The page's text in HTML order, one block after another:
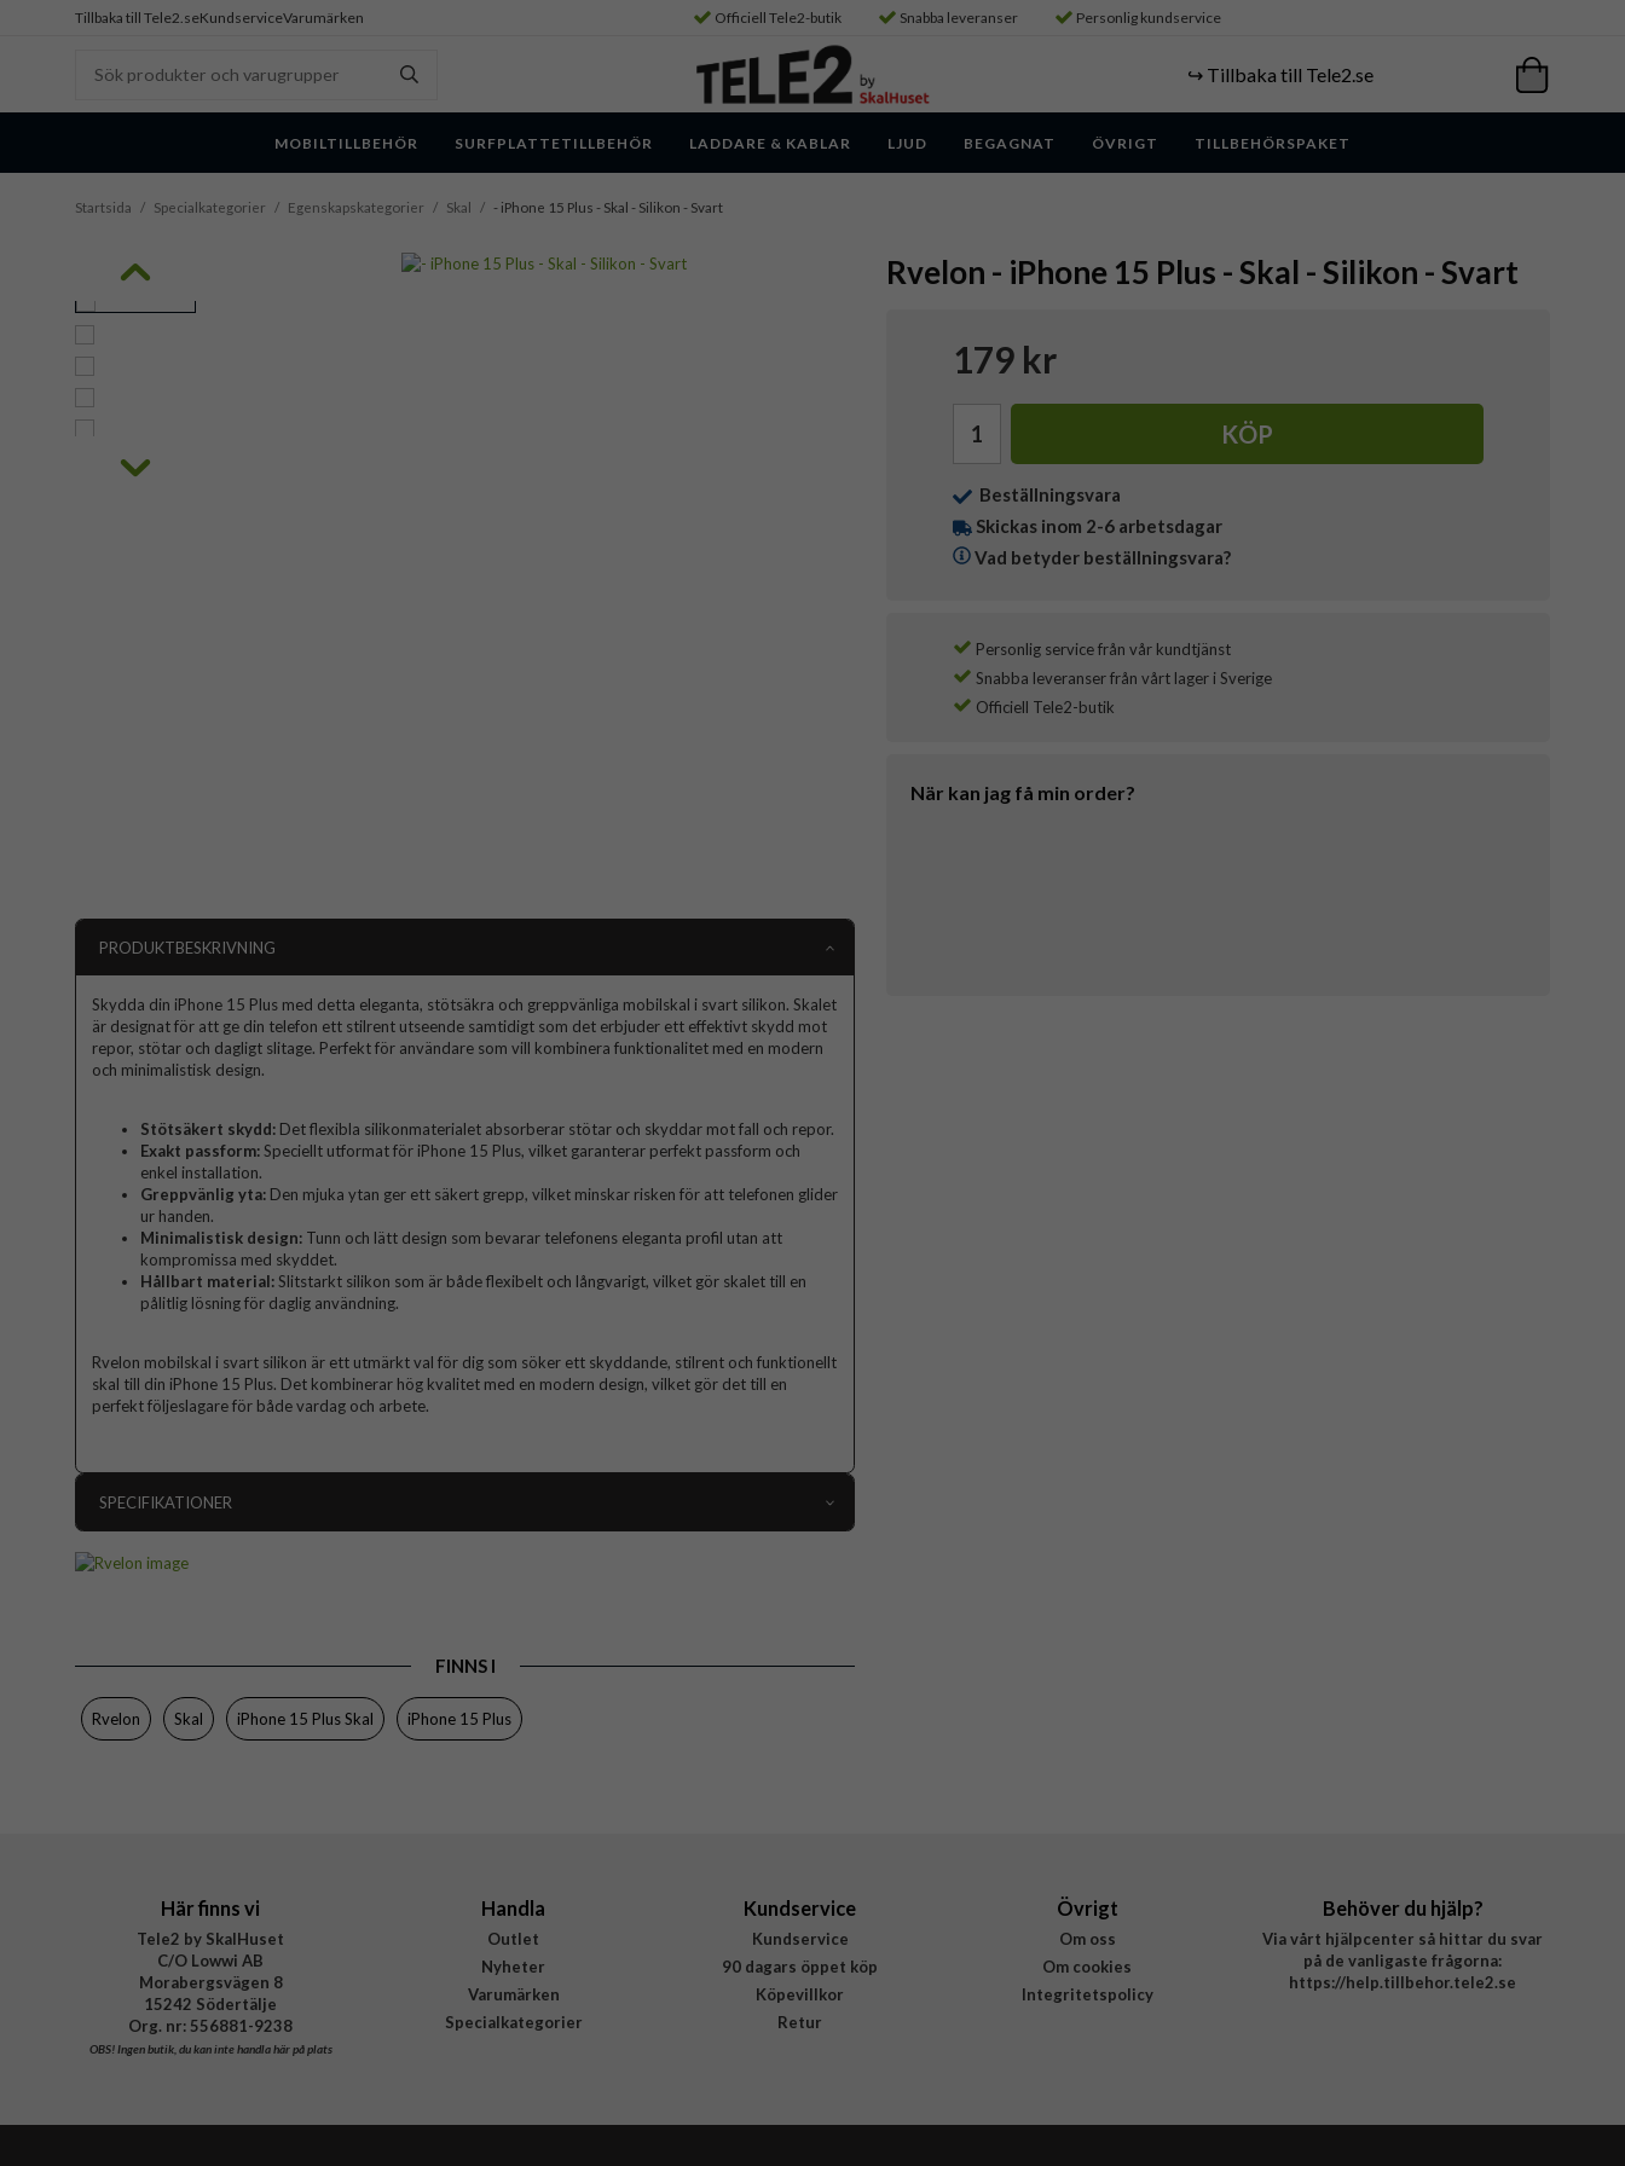
Tillbaka till Tele2.seKundserviceVarumärken Officiell Tele2-butik Snabba leveranser Personlig kundservice
↪️ Tillbaka till Tele2.se
MOBILTILLBEHÖR SURFPLATTETILLBEHÖR LADDARE & KABLAR LJUD BEGAGNAT ÖVRIGT TILLBEHÖRSPAKET
Startsida / Specialkategorier / Egenskapskategorier / Skal / - iPhone 15 Plus - Skal - Silikon - Svart
Rvelon - iPhone 15 Plus - Skal - Silikon - Svart
179 kr
KÖP
Beställningsvara
Skickas inom 2-6 arbetsdagar
Vad betyder beställningsvara?
Personlig service från vår kundtjänst
Snabba leveranser från vårt lager i Sverige
Officiell Tele2-butik
När kan jag få min order?
PRODUKTBESKRIVNING
Skydda din iPhone 15 Plus med detta eleganta, stötsäkra och greppvänliga mobilskal i svart silikon. Skalet
är designat för att ge din telefon ett stilrent utseende samtidigt som det erbjuder ett effektivt skydd mot
repor, stötar och dagligt slitage. Perfekt för användare som vill kombinera funktionalitet med en modern
och minimalistisk design.
Stötsäkert skydd: Det flexibla silikonmaterialet absorberar stötar och skyddar mot fall och repor.
Exakt passform:Speciellt utformat för iPhone 15 Plus, vilket garanterar perfekt passform och
enkel installation.
Greppvänlig yta: Den mjuka ytan ger ett säkert grepp, vilket minskar risken för att telefonen glider
ur handen.
Minimalistisk design: Tunn och lätt design som bevarar telefonens eleganta profil utan att
kompromissa med skyddet.
Hållbart material:Slitstarkt silikon som är både flexibelt och långvarigt, vilket gör skalet till en
pålitlig lösning för daglig användning.
Rvelon mobilskal i svart silikon är ett utmärkt val för dig som söker ett skyddande, stilrent och funktionellt
skal till din iPhone 15 Plus. Det kombinerar hög kvalitet med en modern design, vilket gör det till en
perfekt följeslagare för både vardag och arbete.
SPECIFIKATIONER
Egenskaper
Greppvänlig
Färg
Material
FINNS I
Rvelon Skal iPhone 15 Plus Skal iPhone 15 Plus
Här finns vi
Tele2 by SkalHuset
C/O Lowwi AB
Morabergsvägen 8
15242 Södertälje
Org. nr: 556881-9238
OBS!Ingen butik, du kan inte handla här på plats
Handla
Outlet
Nyheter
Varumärken
Specialkategorier
Kundservice
Kundservice
90 dagars öppet köp
Köpevillkor
Retur
Övrigt
Om oss
Om cookies
Integritetspolicy
Behöver du hjälp?
Via vårt hjälpcenter så hittar du svar
på de vanligaste frågorna:
https://help.tillbehor.tele2.se